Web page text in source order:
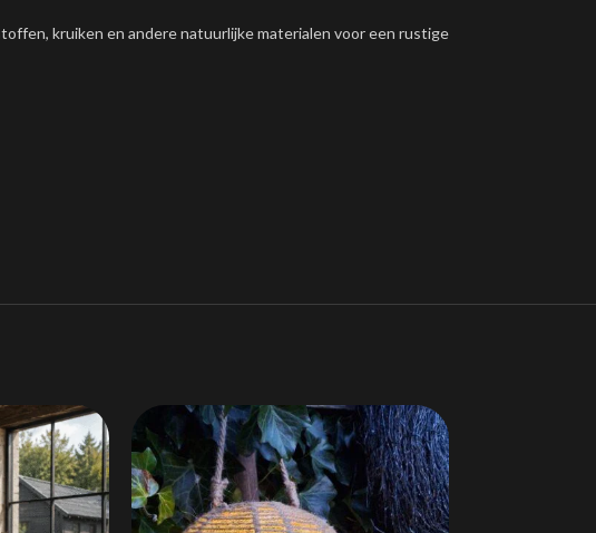
kruiken en andere natuurlijke materialen voor een rustige